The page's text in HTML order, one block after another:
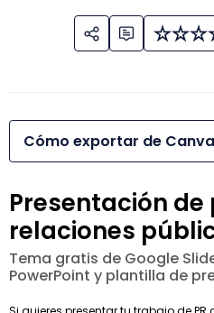
Cómo exportar de Canva
Presentación
relaciones
Tema gratis de Google
PowerPoint y plantilla de